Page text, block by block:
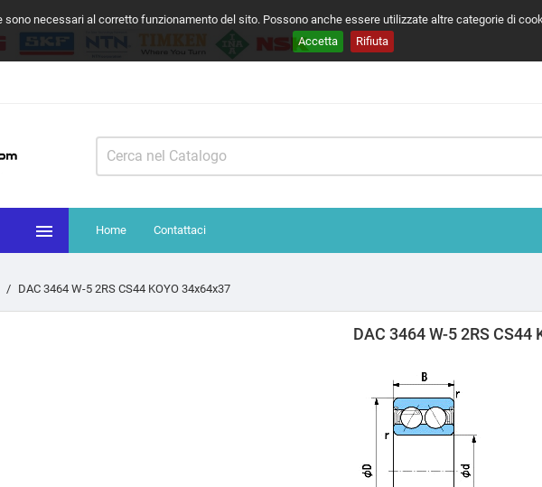
necessari al corretto funzionamento del sito. Possono anche essere utilizzate altre categorie di
Accetta
Rifiuta
 Home Contattaci
DAC 3464 W-5 2RS CS44 KOYO 34x64x37
DAC 3464 W-5 2RS CS44